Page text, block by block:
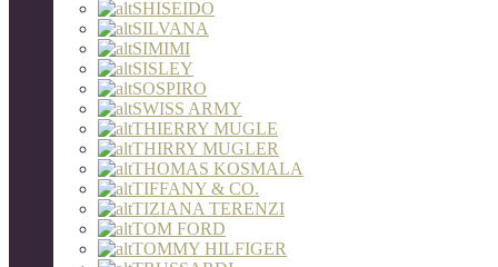
SHISEIDO
SILVANA
SIMIMI
SISLEY
SOSPIRO
SWISS ARMY
THIERRY MUGLE
THIRRY MUGLER
THOMAS KOSMALA
TIFFANY & CO.
TIZIANA TERENZI
TOM FORD
TOMMY HILFIGER